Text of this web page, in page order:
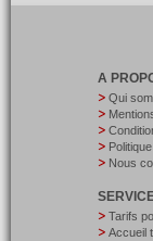
A
Qui
Nous
Tarifs
Accueil